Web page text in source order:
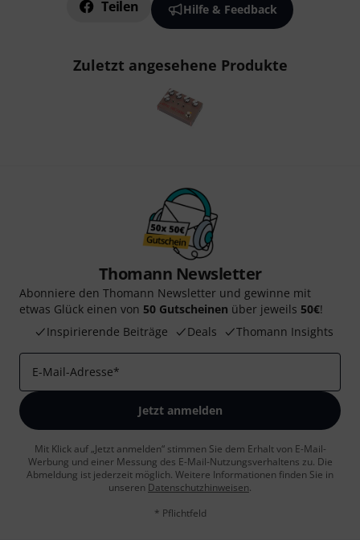
Teilen Hilfe & Feedback
Zuletzt angesehene Produkte
Thomann Newsletter
Abonniere den Thomann Newsletter und gewinne mit
etwas Glück einen von 50 Gutscheinen über jeweils 50€!
Inspirierende Beiträge
Deals Thomann Insights
E-Mail-Adresse*
Jetzt anmelden
Mit Klick auf „Jetzt anmelden“ stimmen Sie dem Erhalt von E-Mail-
Werbung und einer Messung des E-Mail-Nutzungsverhaltens zu. Die
Abmeldung ist jederzeit möglich. Weitere Informationen finden Sie in
unseren Datenschutzhinweisen.
* Pflichtfeld